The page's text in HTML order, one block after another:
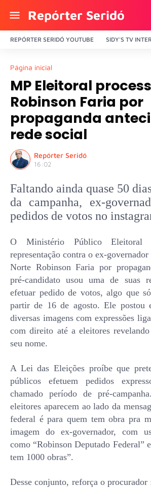
Repórter Seridó
REPÓRTER SERIDÓ YOUTUBE SIDY'S TV
Página inicial
MP Eleitoral
Robinson Faria por
propaganda
rede social
Repórter Seridó
16:02
Faltando ainda quase 50
da campanha, ex-
pedidos de votos no
O Ministério Público Eleitoral
representação contra o ex-
Norte Robinson Faria por
pré-candidato usou uma de suas
efetuar pedido de votos, algo que
partir de 16 de agosto. Ele postou
diversas imagens com expressões
com direito até a eleitores
seu nome.
A Lei das Eleições proíbe que
públicos efetuem pedidos
chamado período de pré-
eleitores aparecem ao lado da
federal é para quem tem obra pra
imagem do ex-governador, com
como “Robinson Deputado Federal”
tem 1000 obras”.
Desse conjunto, reforça o